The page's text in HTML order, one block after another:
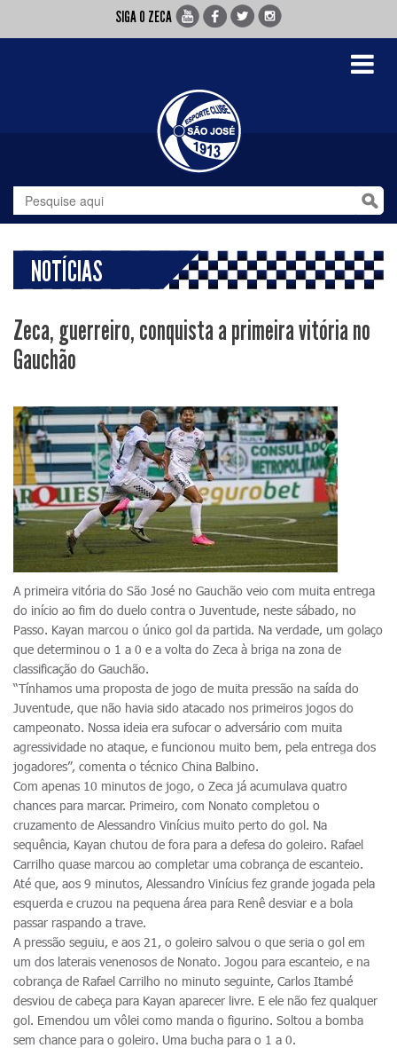
SIGA O ZECA
Toggle
NOTÍCIAS
Zeca, guerreiro, conquista a primeira vitória no
Gauchão
A primeira vitória do São José no Gauchão veio com muita entrega
do início ao fim do duelo contra o Juventude, neste sábado, no
Passo. Kayan marcou o único gol da partida. Na verdade, um golaço
que determinou o 1 a 0 e a volta do Zeca à briga na zona de
classificação do Gauchão.
“Tínhamos uma proposta de jogo de muita pressão na saída do
Juventude, que não havia sido atacado nos primeiros jogos do
campeonato. Nossa ideia era sufocar o adversário com muita
agressividade no ataque, e funcionou muito bem, pela entrega dos
jogadores”, comenta o técnico China Balbino.
Com apenas 10 minutos de jogo, o Zeca já acumulava quatro
chances para marcar. Primeiro, com Nonato completou o
cruzamento de Alessandro Vinícius muito perto do gol. Na
sequência, Kayan chutou de fora para a defesa do goleiro. Rafael
Carrilho quase marcou ao completar uma cobrança de escanteio.
Até que, aos 9 minutos, Alessandro Vinícius fez grande jogada pela
esquerda e cruzou na pequena área para Renê desviar e a bola
passar raspando a trave.
A pressão seguiu, e aos 21, o goleiro salvou o que seria o gol em
um dos laterais venenosos de Nonato. Jogou para escanteio, e na
cobrança de Rafael Carrilho no minuto seguinte, Carlos Itambé
desviou de cabeça para Kayan aparecer livre. E ele não fez qualquer
gol. Emendou um vôlei como manda o figurino. Soltou a bomba
sem chance para o goleiro. Uma bucha para o 1 a 0.